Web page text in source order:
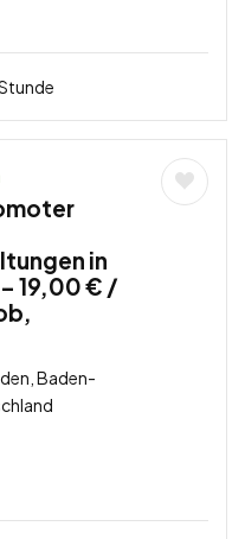
in
19,00 € /
Baden-